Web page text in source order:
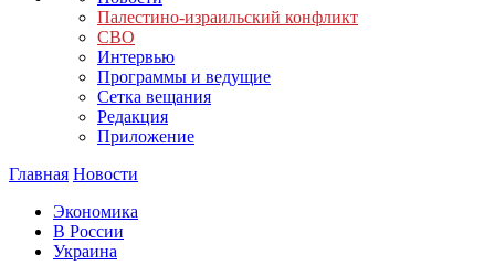
Палестино-израильский конфликт
СВО
Интервью
Программы и ведущие
Сетка вещания
Редакция
Приложение
Главная Новости
Экономика
В России
Украина